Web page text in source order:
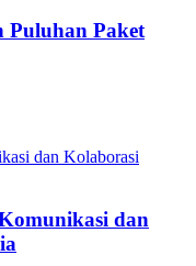
Puluhan Paket
dan